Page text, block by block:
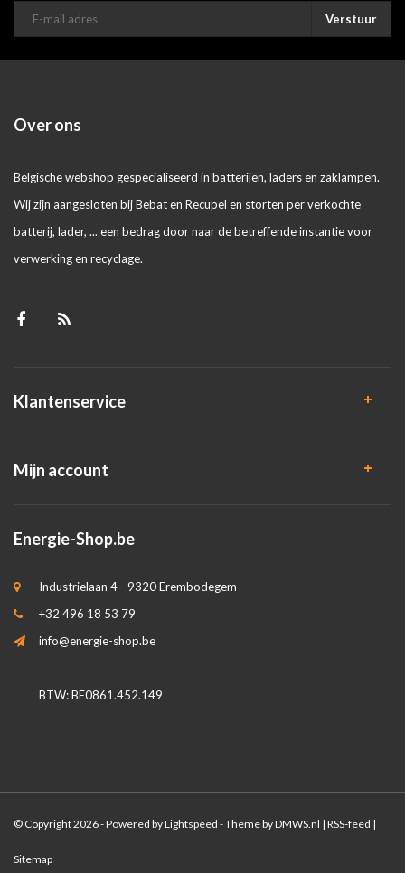
Verstuur
Over ons
Belgische webshop gespecialiseerd in batterijen, laders en zaklampen.
Wij zijn aangesloten bij Bebat en Recupel en storten per verkochte
batterij, lader, ... een bedrag door naar de betreffende instantie voor
verwerking en recyclage.
Klantenservice
Mijn account
Energie-Shop.be
Industrielaan 4 - 9320 Erembodegem
+32 496 18 53 79
info@energie-shop.be
BTW: BE0861.452.149
© Copyright 2026 - Powered byLightspeed - Theme byDMWS.nl | RSS-feed |
Sitemap